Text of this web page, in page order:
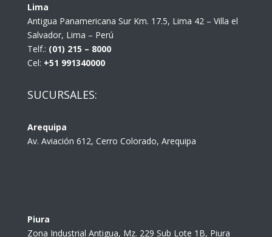
Lima
Antigua Panamericana Sur Km. 17.5, Lima 42 – Villa el
Salvador, Lima – Perú
Telf.: (01) 215 – 8000
Cel: +51 991340000
SUCURSALES:
Arequipa
Av. Aviación 612, Cerro Colorado, Arequipa
Piura
Zona Industrial Antigua, Mz. 229 Sub Lote 1B, Piura